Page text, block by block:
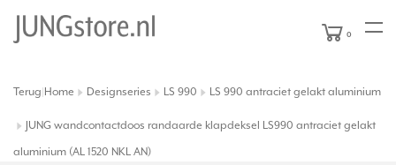
0
Terug Home Designseries LS 990 LS 990 antraciet gelakt aluminium
JUNG wandcontactdoos randaarde klapdeksel LS990 antraciet gelakt
aluminium (AL 1520 NKL AN)